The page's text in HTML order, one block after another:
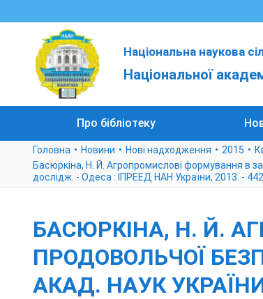
Національна наукова
Національної
Про бібліотеку
Головна Новини Нові надходження 2015
Басюркіна, Н. Й. Агропромислові формування в
дослідж. - Одеса : ІПРЕЕД НАН України, 2013. -
БАСЮРКІНА, Н. Й.
ПРОДОВОЛЬЧОЇ
АКАД. НАУК